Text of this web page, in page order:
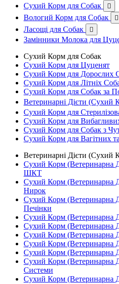
Сухий Корм для Собак

Вологий Корм для Собак 
Ласощі для Собак 
Замінники Молока для
Сухий Корм для Собак
Сухий Корм для Цуценят
Сухий Корм для Дорослих
Сухий Корм для Літніх
Сухий Корм для Собак за
Ветеринарні Дієти (Сухий
Сухий Корм для
Сухий Корм для
Сухий Корм для Собак з
Сухий Корм для Вагітних
Ветеринарні Дієти (Сухий
Сухий Корм (Ветеринарна
ШКТ
Сухий Корм (Ветеринарна
Нирок
Сухий Корм (Ветеринарна
Печінки
Сухий Корм (Ветеринарна
Сухий Корм (Ветеринарна
Сухий Корм (Ветеринарна
Сухий Корм (Ветеринарна
Сухий Корм (Ветеринарна
Сухий Корм (Ветеринарна
Системи
Сухий Корм (Ветеринарна